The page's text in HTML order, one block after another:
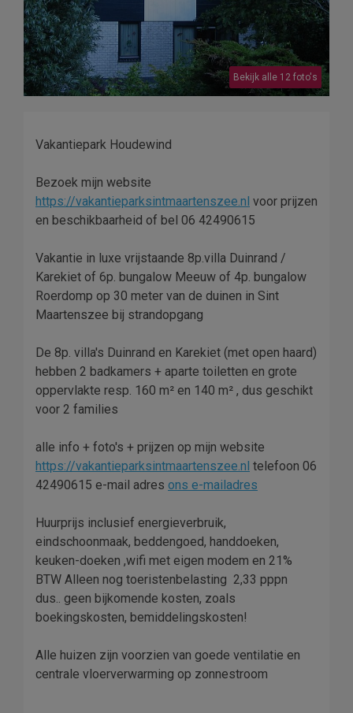
Bekijk alle 12 foto's
Vakantiepark Houdewind
Bezoek mijn website
https://vakantieparksintmaartenszee.nl voor prijzen
en beschikbaarheid of bel 06 42490615
Vakantie in luxe vrijstaande 8p.villa Duinrand /
Karekiet of 6p. bungalow Meeuw of 4p. bungalow
Roerdomp op 30 meter van de duinen in Sint
Maartenszee bij strandopgang
De 8p. villa's Duinrand en Karekiet (met open haard)
hebben 2 badkamers + aparte toiletten en grote
oppervlakte resp. 160 m² en 140 m² , dus geschikt
voor 2 families
alle info + foto's + prijzen op mijn website
https://vakantieparksintmaartenszee.nl telefoon 06
42490615 e-mail adres ons e-mailadres
Huurprijs inclusief energieverbruik,
eindschoonmaak, beddengoed, handdoeken,
keuken-doeken ,wifi met eigen modem en 21%
BTW Alleen nog toeristenbelasting  2,33 pppn
dus.. geen bijkomende kosten, zoals
boekingskosten, bemiddelingskosten!
Alle huizen zijn voorzien van goede ventilatie en
centrale vloerverwarming op zonnestroom